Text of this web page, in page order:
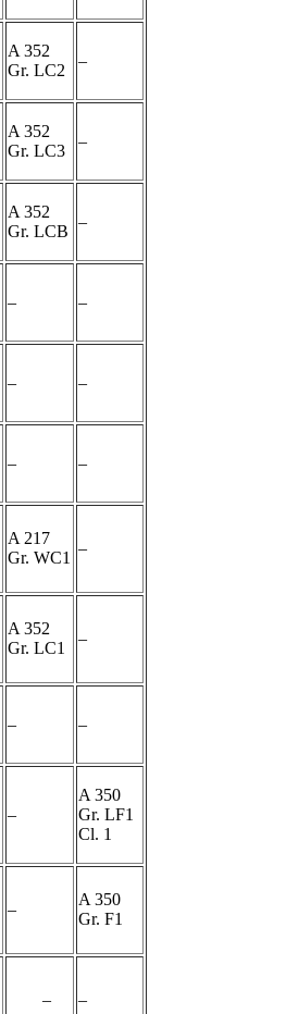
A 352
Gr. LC2
–
A 352
Gr. LC3
–
A 352
Gr. LCB
–
– –
– –
– –
A 217
Gr. WC1
–
A 352
Gr. LC1
–
– –
–
A 350
Gr. LF1
Cl. 1
–
A 350
Gr. F1
– –